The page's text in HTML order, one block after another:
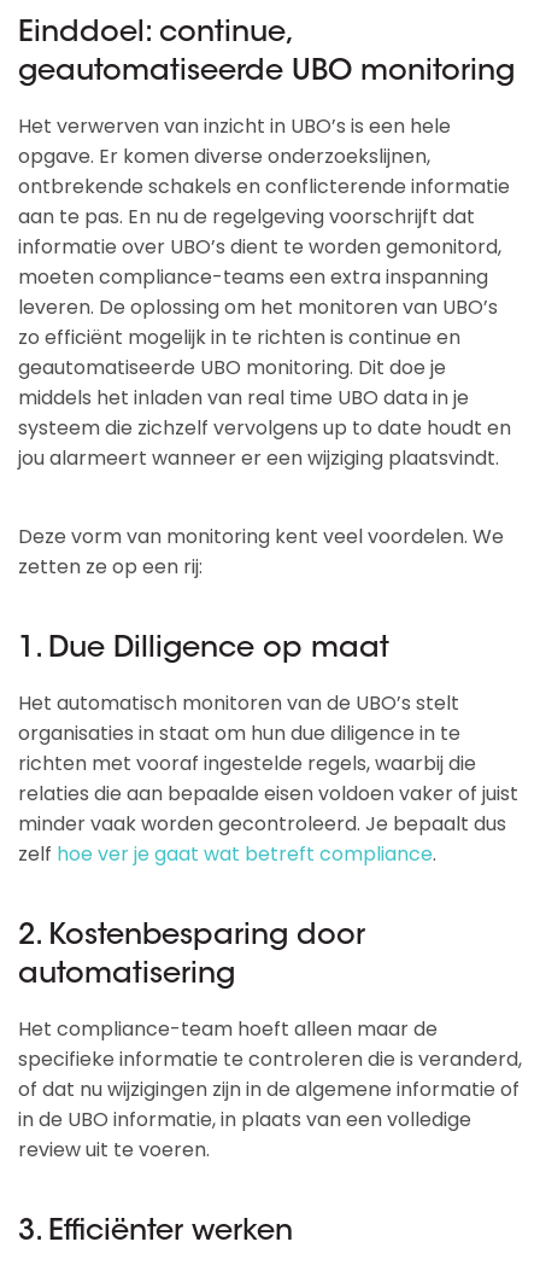
Einddoel: continue,
geautomatiseerde UBO monitoring
Het verwerven van inzicht in UBO’s is een hele
opgave. Er komen diverse onderzoekslijnen,
ontbrekende schakels en conflicterende informatie
aan te pas. En nu de regelgeving voorschrijft dat
informatie over UBO’s dient te worden gemonitord,
moeten compliance-teams een extra inspanning
leveren. De oplossing om het monitoren van UBO’s
zo efficiënt mogelijk in te richten is continue en
geautomatiseerde UBO monitoring. Dit doe je
middels het inladen van real time UBO data in je
systeem die zichzelf vervolgens up to date houdt en
jou alarmeert wanneer er een wijziging plaatsvindt.
Deze vorm van monitoring kent veel voordelen. We
zetten ze op een rij:
1. Due Dilligence op maat
Het automatisch monitoren van de UBO’s stelt
organisaties in staat om hun due diligence in te
richten met vooraf ingestelde regels, waarbij die
relaties die aan bepaalde eisen voldoen vaker of juist
minder vaak worden gecontroleerd. Je bepaalt dus
zelf hoe ver je gaat wat betreft compliance.
2. Kostenbesparing door
automatisering
Het compliance-team hoeft alleen maar de
specifieke informatie te controleren die is veranderd,
of dat nu wijzigingen zijn in de algemene informatie of
in de UBO informatie, in plaats van een volledige
review uit te voeren.
3. Efficiënter werken